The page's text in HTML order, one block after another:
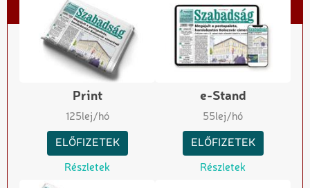
Print
125lej/hó
ELŐFIZETEK
Részletek
e-Stand
55lej/hó
ELŐFIZETEK
Részletek